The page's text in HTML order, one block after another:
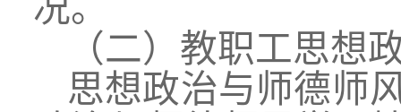
况。
（二）教职工思想
思想政治与师德师